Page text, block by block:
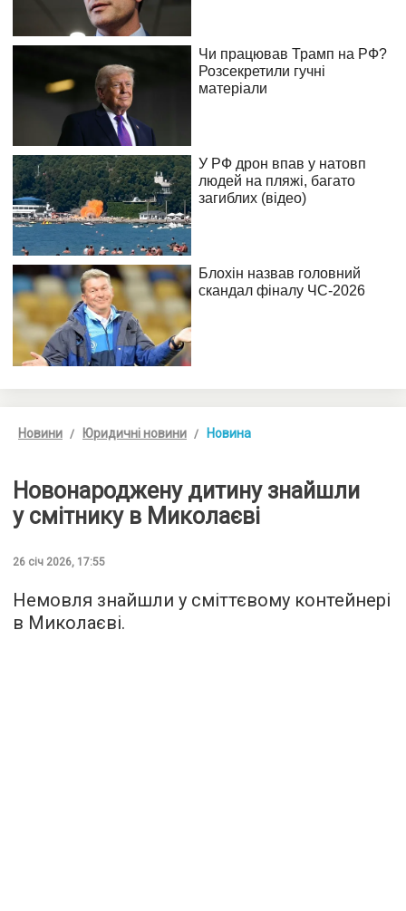
Новини Юридичні новини Новина
Новонароджену дитину знайшли
у смітнику в Миколаєві
26 січ 2026, 17:55
Немовля знайшли у сміттєвому контейнері
в Миколаєві.